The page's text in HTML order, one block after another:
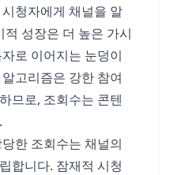
청자에게 채널을 알
성장은 더 높은 가시
로 이어지는 눈덩이
고리즘은 강한 참여
므로, 조회수는 콘텐
한 조회수는 채널의
합니다. 잠재적 시청